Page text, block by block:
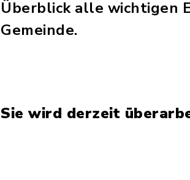
Überblick alle wichtigen
Gemeinde.
Sie wird derzeit